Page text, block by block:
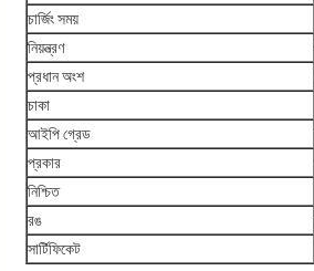
চার্জিং সময়
নিয়ন্ত্রণ
প্রধান অংশ
চাকা
আইপি গ্রেড
প্রকার
নিশ্চিত
রঙ
সার্টিফিকেট